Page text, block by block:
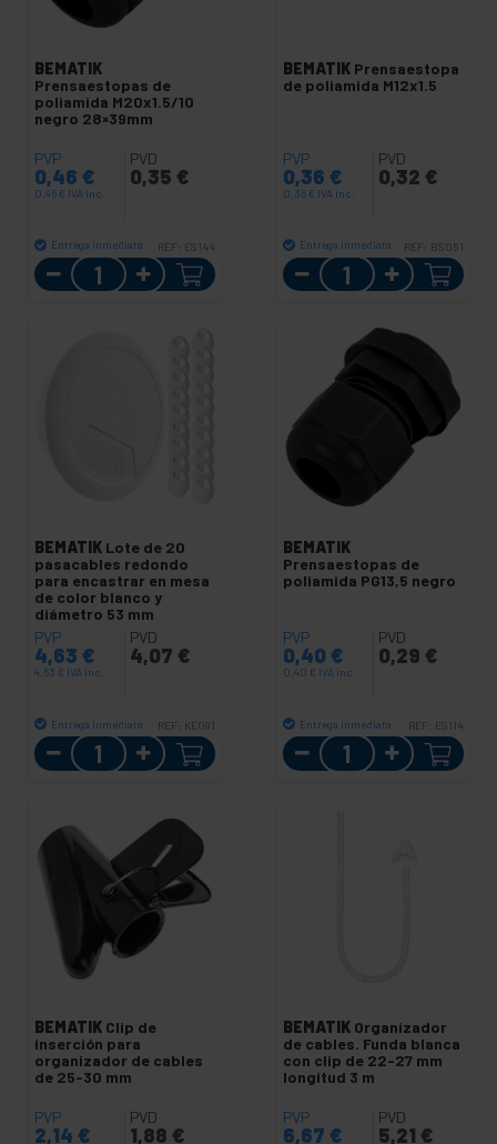
BEMATIK
Prensaestopas de
poliamida M20x1.5/10
negro 28×39mm
PVP
0,46 €
0,46 € IVA inc.
PVD
0,35 €
Entrega inmediata REF: ES144
Cantidad
BEMATIK Prensaestopa
de poliamida M12x1.5
PVP
0,36 €
0,36 € IVA inc.
PVD
0,32 €
Entrega inmediata REF: BS051
Cantidad
BEMATIK Lote de 20
pasacables redondo
para encastrar en mesa
de color blanco y
diámetro 53 mm
PVP
4,63 €
4,63 € IVA inc.
PVD
4,07 €
Entrega inmediata REF: KE091
Cantidad
BEMATIK
Prensaestopas de
poliamida PG13,5 negro
PVP
0,40 €
0,40 € IVA inc.
PVD
0,29 €
Entrega inmediata REF: ES114
Cantidad
BEMATIK Clip de
inserción para
organizador de cables
de 25-30 mm
PVP
2,14 €
PVD
1,88 €
BEMATIK Organizador
de cables. Funda blanca
con clip de 22-27 mm
longitud 3 m
PVP
6,67 €
PVD
5,21 €